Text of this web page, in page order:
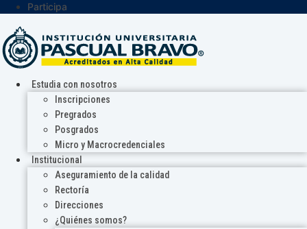
Participa
Estudia con nosotros
Inscripciones
Pregrados
Posgrados
Micro y Macrocredenciales
Institucional
Aseguramiento de la calidad
Rectoría
Direcciones
¿Quiénes somos?